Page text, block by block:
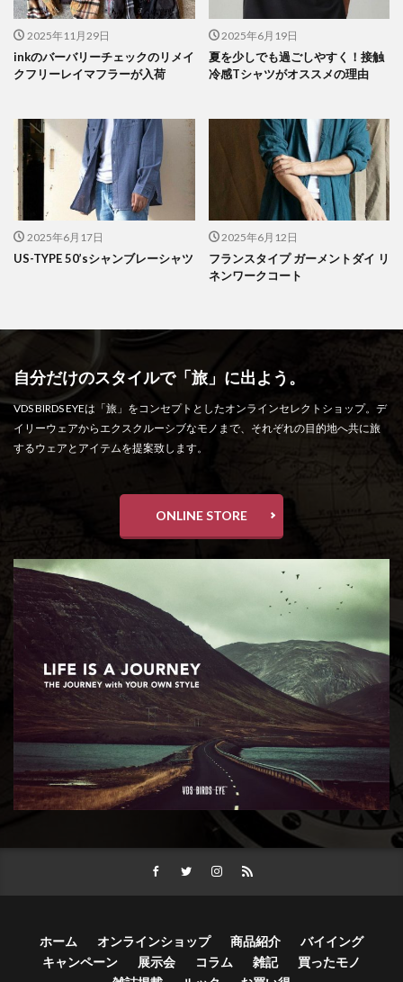
2025年11月29日
inkのバーバリーチェックのリメイ
クフリーレイマフラーが入荷
2025年6月19日
夏を少しでも過ごしやすく！接触
冷感Tシャツがオススメの理由
2025年6月17日
US-TYPE 50’sシャンブレーシャツ
2025年6月12日
フランスタイプ ガーメントダイ リ
ネンワークコート
自分だけのスタイルで「旅」に出よう。
VDS BIRDS EYEは「旅」をコンセプトとしたオンラインセレクトショップ。デ
イリーウェアからエクスクルーシブなモノまで、それぞれの目的地へ共に旅
するウェアとアイテムを提案致します。
ONLINE STORE
ホーム オンラインショップ 商品紹介
バイイング
キャンペーン
展示会 コラム 雑記
買ったモノ